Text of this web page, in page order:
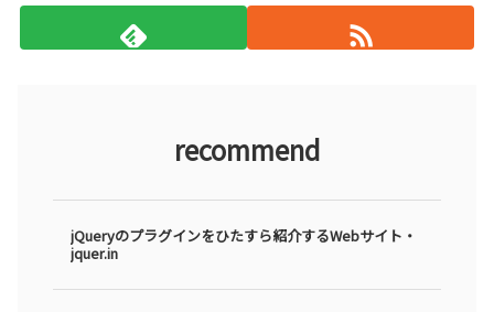
recommend
jQueryのプラグインをひたすら紹介するWebサイト・
jquer.in